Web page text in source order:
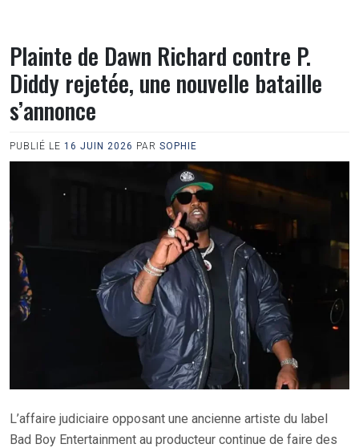
Plainte de Dawn Richard contre P.
Diddy rejetée, une nouvelle bataille
s’annonce
PUBLIÉ LE 16 JUIN 2026 PAR SOPHIE
L’affaire judiciaire opposant une ancienne artiste du label
Bad Boy Entertainment au producteur continue de faire des